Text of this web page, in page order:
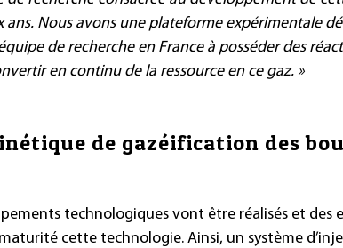
ans. Nous avons une plateforme expérimentale
de recherche en France à posséder des
en continu de la ressource en ce gaz. »
de gazéification des
technologiques vont être réalisés et des
cette technologie. Ainsi, un système